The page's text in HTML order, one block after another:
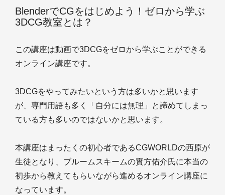
BlenderでCGをはじめよう！ゼロから学ぶ
3DCG教室とは？
この講座は動画で3DCGをゼロから学ぶことができる
オンライン講座です。
3DCGをやってみたいという方は多いかと思います
が、専門用語も多く「自分には無理」と諦めてしまっ
ている方も多いのではないかと思います。
本講座はまったくの初心者であるCGWORLDの西原が
生徒となり、ブルームスキームの實方佑介氏に本当の
初歩から教えてもらいながら進めるオンライン講座に
なっています。